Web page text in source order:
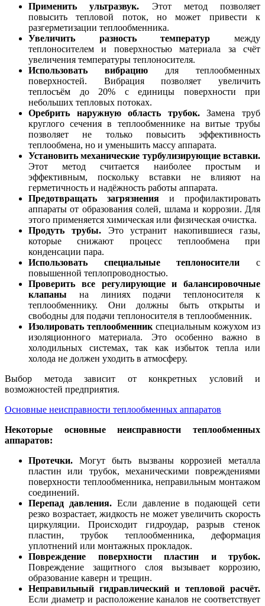
Применить ультразвук. Этот метод позволяет
повысить тепловой поток, но может привести к
разгерметизации теплообменника.
Увеличить разность температур между
теплоносителем и поверхностью материала за счёт
увеличения температуры теплоносителя.
Использовать вибрацию для теплообменных
поверхностей. Вибрация позволяет увеличить
теплосъём до 20% с единицы поверхности при
небольших тепловых потоках.
Оребрить наружную область трубок.Замена труб
круглого сечения в теплообменнике на витые трубы
позволяет не только повысить эффективность
теплообмена, но и уменьшить массу аппарата.
Установить механические турбулизирующие вставки.
Этот метод считается наиболее простым и
эффективным, поскольку вставки не влияют на
герметичность и надёжность работы аппарата.
Предотвращать загрязнения и профилактировать
аппараты от образования солей, шлама и коррозии. Для
этого применяется химическая или физическая очистка.
Продуть трубы.Это устранит накопившиеся газы,
которые снижают процесс теплообмена при
конденсации пара.
Использовать специальные теплоносители с
повышенной теплопроводностью.
Проверить все регулирующие и балансировочные
клапаны на линиях подачи теплоносителя к
теплообменнику. Они должны быть открыты и
свободны для подачи теплоносителя в теплообменник.
Изолировать теплообменник специальным кожухом из
изоляционного материала. Это особенно важно в
холодильных системах, так как избыток тепла или
холода не должен уходить в атмосферу.
Выбор метода зависит от конкретных условий и
возможностей предприятия.
Основные неисправности теплообменных аппаратов
Некоторые основные неисправности теплообменных
аппаратов:
Протечки. Могут быть вызваны коррозией металла
пластин или трубок, механическими повреждениями
поверхности теплообменника, неправильным монтажом
соединений.
Перепад давления.Если давление в подающей сети
резко возрастает, жидкость не может увеличить скорость
циркуляции. Происходит гидроудар, разрыв стенок
пластин, трубок теплообменника, деформация
уплотнений или монтажных прокладок.
Повреждение поверхности пластин и трубок.
Повреждение защитного слоя вызывает коррозию,
образование каверн и трещин.
Неправильный гидравлический и тепловой расчёт.
Если диаметр и расположение каналов не соответствует